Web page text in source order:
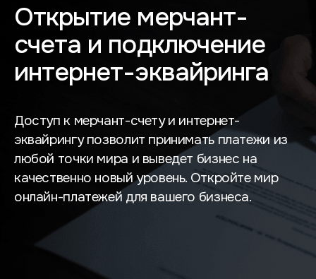
Открытие мерчант-
счета и подключение
интернет-эквайринга
Доступ к мерчант-счету и интернет-
эквайрингу позволит принимать платежи из
любой точки мира и выведет бизнес на
качественно новый уровень. Откройте мир
онлайн-платежей для вашего бизнеса.